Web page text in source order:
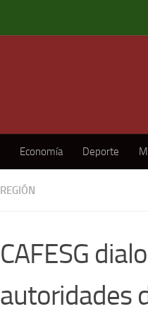
Economía Deporte
REGIÓN
CAFESG
autoridades